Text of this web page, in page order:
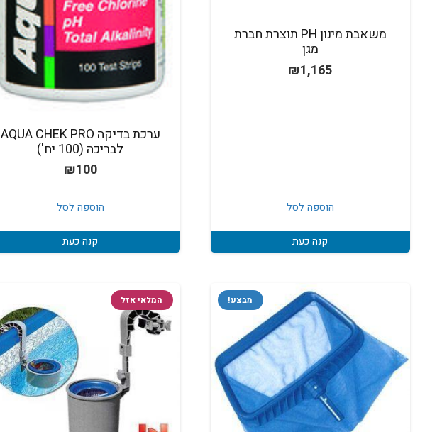
משאבת מינון PH תוצרת חברת
מגן
₪1,165
הוספה לסל
קנה כעת
ערכת בדיקה AQUA CHEK PRO
לבריכה (100 יח')
₪100
הוספה לסל
קנה כעת
מבצע! המלאי אזל